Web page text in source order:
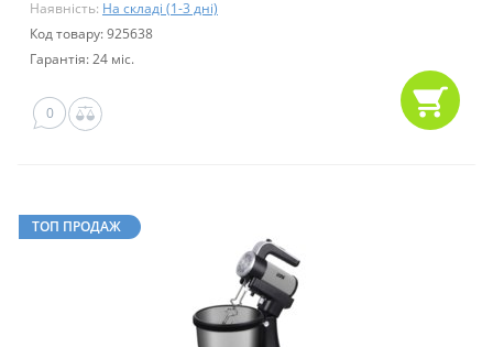
Наявність: На складі (1-3 дні)
Код товару: 925638
Гарантія: 24 міс.
0
ТОП ПРОДАЖ